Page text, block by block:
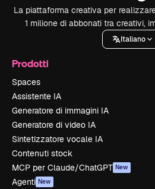
La piattaforma creativa per
1 milione di abbonati tra creativi,
Italiano
Prodotti
Spaces
Assistente IA
Generatore di immagini IA
Generatore di video IA
Sintetizzatore vocale IA
Contenuti stock
MCP per Claude/ChatGPT New
Agenti New